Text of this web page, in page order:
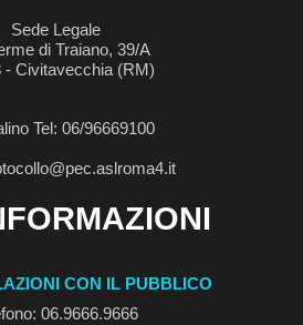
Sede Legale
di Traiano, 39/A
- Civitavecchia (RM)
Tel: 06/96669100
CON IL PUBBLICO
06.9666.9666